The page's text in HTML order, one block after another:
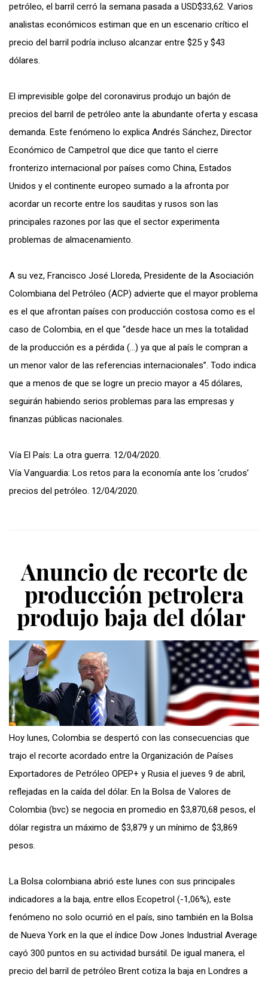
petróleo, el barril cerró la semana pasada a USD$33,62. Varios
analistas económicos estiman que en un escenario crítico el
precio del barril podría incluso alcanzar entre $25 y $43
dólares.
El imprevisible golpe del coronavirus produjo un bajón de
precios del barril de petróleo ante la abundante oferta y escasa
demanda. Este fenómeno lo explica Andrés Sánchez, Director
Económico de Campetrol que dice que tanto el cierre
fronterizo internacional por países como China, Estados
Unidos y el continente europeo sumado a la afronta por
acordar un recorte entre los sauditas y rusos son las
principales razones por las que el sector experimenta
problemas de almacenamiento.
A su vez, Francisco José Lloreda, Presidente de la Asociación
Colombiana del Petróleo (ACP) advierte que el mayor problema
es el que afrontan países con producción costosa como es el
caso de Colombia, en el que “desde hace un mes la totalidad
de la producción es a pérdida (…) ya que al país le compran a
un menor valor de las referencias internacionales”. Todo indica
que a menos de que se logre un precio mayor a 45 dólares,
seguirán habiendo serios problemas para las empresas y
finanzas públicas nacionales.
Vía El País: La otra guerra. 12/04/2020.
Vía Vanguardia: Los retos para la economía ante los ‘crudos’
precios del petróleo. 12/04/2020.
Anuncio de recorte de
producción petrolera
produjo baja del dólar
Hoy lunes, Colombia se despertó con las consecuencias que
trajo el recorte acordado entre la Organización de Países
Exportadores de Petróleo OPEP+ y Rusia el jueves 9 de abril,
reflejadas en la caída del dólar. En la Bolsa de Valores de
Colombia (bvc) se negocia en promedio en $3,870,68 pesos, el
dólar registra un máximo de $3,879 y un mínimo de $3,869
pesos.
La Bolsa colombiana abrió este lunes con sus principales
indicadores a la baja, entre ellos Ecopetrol (-1,06%), este
fenómeno no solo ocurrió en el país, sino también en la Bolsa
de Nueva York en la que el índice Dow Jones Industrial Average
cayó 300 puntos en su actividad bursátil. De igual manera, el
precio del barril de petróleo Brent cotiza la baja en Londres a